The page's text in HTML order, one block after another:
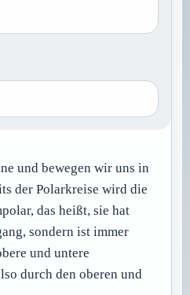
und bewegen wir uns in
der Polarkreise wird die
das heißt, sie hat
sondern ist immer
und untere
durch den oberen und